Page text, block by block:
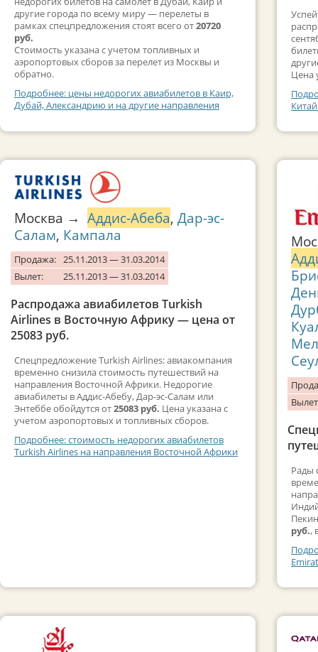
другие города по всему миру — перелеты в
рамках спецпредложения стоят всего от20720
руб.
Стоимость указана с учетом топливных и
аэропортовых сборов за перелет из Москвы и
обратно.
Подробнее: цены недорогих авиабилетов в Каир,
Дубай, Александрию и на другие направления
Москва → Аддис-Абеба, Дар-эс-
Салам, Кампала
Продажа: 25.11.2013 — 31.03.2014
Вылет:
25.11.2013 — 31.03.2014
Распродажа авиабилетов Turkish
Airlines в Восточную Африку — цена от
25083 руб.
Спецпредложение Turkish Airlines: авиакомпания
временно снизила стоимость путешествий на
направления Восточной Африки. Недорогие
авиабилеты в Аддис-Абебу, Дар-эс-Салам или
Энтеббе обойдутся от25083 руб. Цена указана с
учетом аэропортовых и топливных сборов.
Подробнее: стоимость недорогих авиабилетов
Turkish Airlines на направления Восточной Африки
Цена
Рады
руб.,